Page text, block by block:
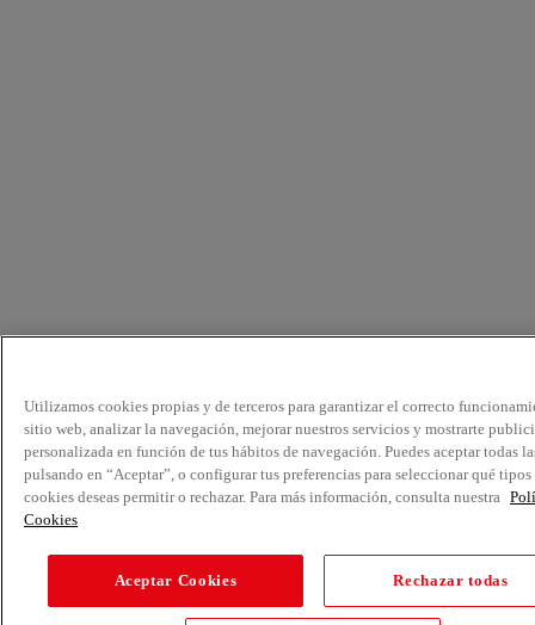
Utilizamos cookies propias y de terceros para garantizar el correcto
sitio web, analizar la navegación, mejorar nuestros servicios y mostrarte
personalizada en función de tus hábitos de navegación. Puedes aceptar todas
pulsando en “Aceptar”, o configurar tus preferencias para seleccionar qué tipos
cookies deseas permitir o rechazar. Para más información, consulta nuestra
Cookies
Aceptar Cookies Rechazar todas